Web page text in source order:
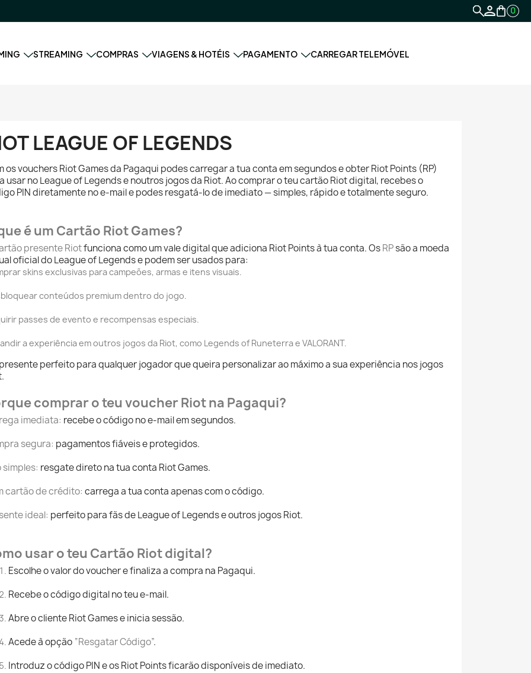
0
STREAMING COMPRAS VIAGENS & HOTÉIS PAGAMENTO CARREGAR TELEMÓVEL
LEAGUE OF LEGENDS
os vouchers Riot Games da Pagaqui podes carregar a tua conta em segundos e obter Riot Points (RP)
usar no League of Legends e noutros jogos da Riot. Ao comprar o teu cartão Riot digital, recebes o
PIN diretamente no e-mail e podes resgatá-lo de imediato — simples, rápido e totalmente seguro.
é um Cartão Riot Games?
presente Riotfunciona como um vale digital que adiciona Riot Points à tua conta. OsRPsão a moeda
oficial do League of Legends e podem ser usados para:
skins exclusivas para campeões, armas e itens visuais.
conteúdos premium dentro do jogo.
passes de evento e recompensas especiais.
a experiência em outros jogos da Riot, como Legends of Runeterrae VALORANT.
perfeito para qualquer jogador que queira personalizar ao máximo a sua experiência nos jogos
comprar o teu voucher Riot na Pagaqui?
imediata: recebe o código no e-mail em segundos.
segura: pagamentos fiáveis e protegidos.
simples: resgate direto na tua conta Riot Games.
cartão de crédito: carrega a tua conta apenas com o código.
ideal: perfeito para fãs de League of Legends e outros jogos Riot.
usar o teu Cartão Riot digital?
Escolhe o valor do voucher e finaliza a compra na Pagaqui.
Recebe o código digital no teu e-mail.
Abre o cliente Riot Games e inicia sessão.
Acede à opção “Resgatar Código”.
Introduz o código PIN e os Riot Points ficarão disponíveis de imediato.